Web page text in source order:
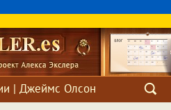
| Джеймс Олсон